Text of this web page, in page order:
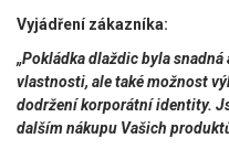
Vyjádření zákazníka:
„Pokládka dlaždic byla
vlastnosti, ale také možnost
dodržení korporátní identity.
dalším nákupu Vašich